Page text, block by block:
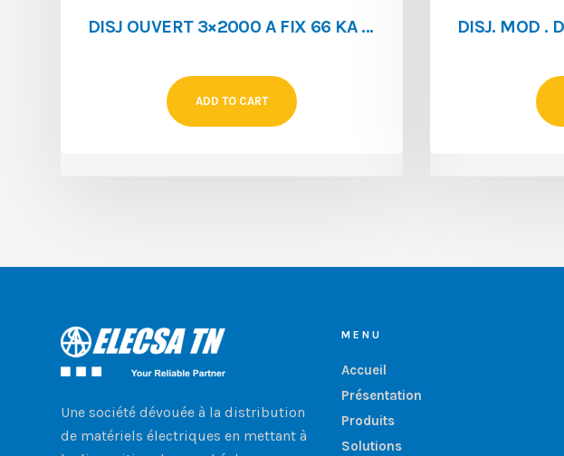
DISJ OUVERT 3×2000 A FIX 66 KA IZMX40B3-V20F-1
ADD TO CART
Une société dévouée à la distribution
de matériels électriques en mettant à
MENU
Accueil
Présentation
Produits
Solutions